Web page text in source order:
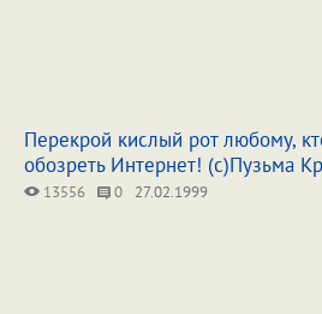
Перекрой кислый рот любому,
обозреть Интернет! (с)Пузьма
13556 0 27.02.1999